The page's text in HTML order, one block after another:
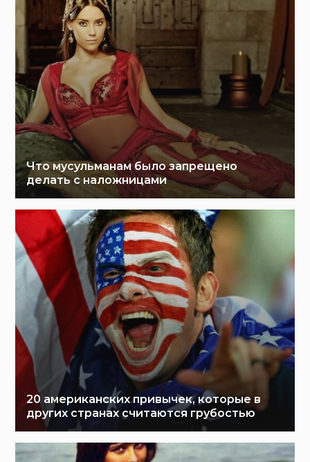
Что мусульманам было запрещено
делать с наложницами
20 американских привычек, которые в
других странах считаются грубостью